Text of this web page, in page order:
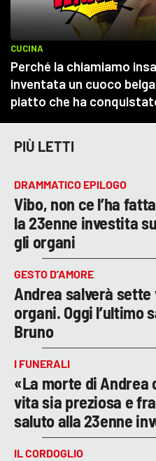
PIÙ LETTI
DRAMMATICO EPILOGO
Vibo, non ce l’ha
la 23enne investita
gli organi
GESTO D’AMORE
Andrea salverà
organi. Oggi l’ultimo
Bruno
I FUNERALI
«La morte di Andrea
vita sia preziosa e
saluto alla 23enne
IL CORDOGLIO